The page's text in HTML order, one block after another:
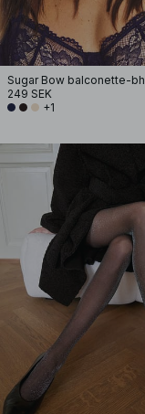
Sugar Bow balconette-bh
249 SEK
+1